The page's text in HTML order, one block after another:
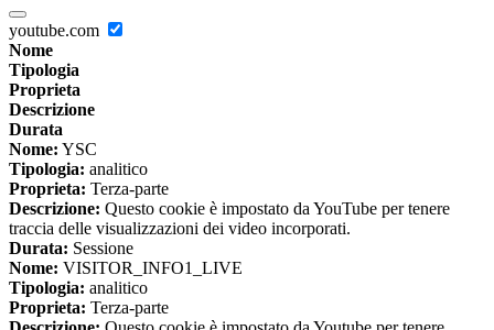
youtube.com
Nome
Tipologia
Proprieta
Descrizione
Durata
Nome: YSC
Tipologia: analitico
Proprieta: Terza-parte
Descrizione: Questo cookie è impostato da YouTube per tenere
traccia delle visualizzazioni dei video incorporati.
Durata: Sessione
Nome: VISITOR_INFO1_LIVE
Tipologia: analitico
Proprieta: Terza-parte